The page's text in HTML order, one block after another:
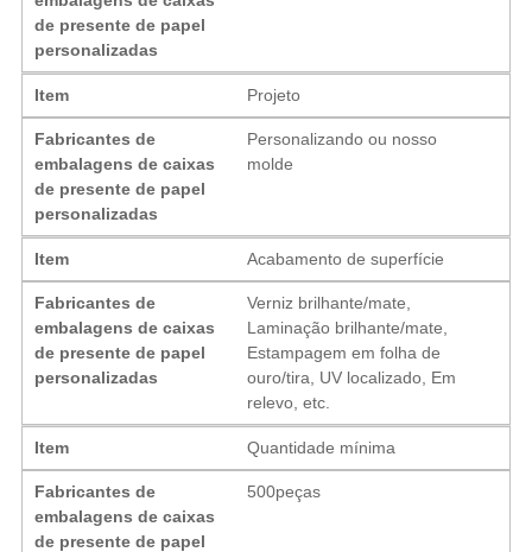
de presente de papel
personalizadas
Item Projeto
Fabricantes de
embalagens de caixas
de presente de papel
personalizadas
Personalizando ou nosso
molde
Item Acabamento de superfície
Fabricantes de
embalagens de caixas
de presente de papel
personalizadas
Verniz brilhante/mate,
Laminação brilhante/mate,
Estampagem em folha de
ouro/tira, UV localizado, Em
relevo, etc.
Item Quantidade mínima
Fabricantes de
embalagens de caixas
de presente de papel
500peças